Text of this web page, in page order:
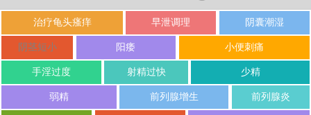
治疗龟头瘙痒 早泄调理 阴囊潮湿
阴茎短小 阳痿 小便刺痛
手淫过度 射精过快 少精
弱精 前列腺增生 前列腺炎